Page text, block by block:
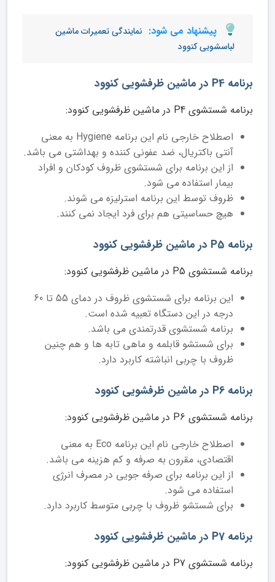
پیشنهاد می شود: نمایندگی تعمیرات ماشین
لباسشویی کنوود
برنامه P4 در ماشین ظرفشویی کنوود
برنامه شستشوی P4 در ماشین ظرفشویی کنوود:
اصطلاح خارجی نام این برنامه Hygiene به معنی
آنتی باکتریال، ضد عفونی کننده و بهداشتی می باشد.
از این برنامه برای شستشوی ظروف کودکان و افراد
بیمار استفاده می شود.
ظروف توسط این برنامه استرلیزه می شوند.
هیچ حساسیتی هم برای فرد ایجاد نمی کنند.
برنامه P5 در ماشین ظرفشویی کنوود
برنامه شستشوی P5 در ماشین ظرفشویی کنوود:
این برنامه برای شستشوی ظروف در دمای 55 تا 60
درجه در این دستگاه تعبیه شده است.
برنامه شستشوی قدرتمندی می باشد.
برای شستشو قابلمه و ماهی تابه ها و هم چنین
ظروف با چربی انباشته کاربرد دارد.
برنامه P6 در ماشین ظرفشویی کنوود
برنامه شستشوی P6 در ماشین ظرفشویی کنوود:
اصطلاح خارجی نام این برنامه Eco به معنی
اقتصادی، مقرون به صرفه و کم هزینه می باشد.
از این برنامه برای صرفه جویی در مصرف انرژی
استفاده می شود.
برای شستشو ظروف با چربی متوسط کاربرد دارد.
برنامه P7 در ماشین ظرفشویی کنوود
برنامه شستشوی P7 در ماشین ظرفشویی کنوود: